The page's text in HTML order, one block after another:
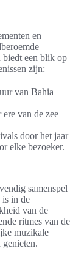
en
biedt een blik op
zijn:
van Bahia
ere van de zee
door het jaar
elke bezoeker.
samenspel
is in de
van de
ritmes van de
muzikale